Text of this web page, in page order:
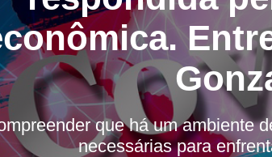
que há um ambiente
necessárias para